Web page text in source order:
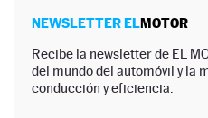
NEWSLETTER ELMOTOR
Recibe la newsletter de EL
del mundo del automóvil y la
conducción y eficiencia.